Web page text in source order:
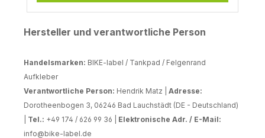
Hersteller und verantwortliche Person
Handelsmarken: BIKE-label / Tankpad / Felgenrand
Aufkleber
Verantwortliche Person: Hendrik Matz | Adresse:
Dorotheenbogen 3, 06246 Bad Lauchstädt (DE - Deutschland)
Tel.: +49 174 / 626 99 36 | Elektronische Adr. / E-Mail:
info@bike-label.de